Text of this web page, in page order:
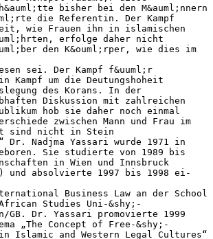
bisher bei den M&auml;nnern
die Referentin. Der Kampf
wie Frauen ihn in islamischen
erfolge daher nicht
den K&ouml;rper, wie dies im
sei. Der Kampf f&uuml;r
Kampf um die Deutungshoheit
des Korans. In der
Diskussion mit zahlreichen
hob sie daher noch einmal
zwischen Mann und Frau im
sind nicht in Stein
Dr. Nadjma Yassari wurde 1971 in
Sie studierte von 1989 bis
in Wien und Innsbruck
und absolvierte 1997 bis 1998 ei-
Business Law an der School
Studies Uni-&shy;‐
GB. Dr. Yassari promovierte 1999
„The Concept of Free-&shy;‐
Islamic and Western Legal Cultures“